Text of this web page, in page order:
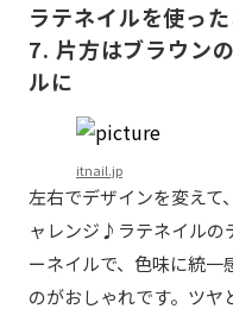
ラテネイルを使っ
7. 片方はブラウン
ルに
itnail.jp
左右でデザインを変えて
ャレンジ♪ラテネイルの
ーネイルで、色味に統一
のがおしゃれです。ツヤ